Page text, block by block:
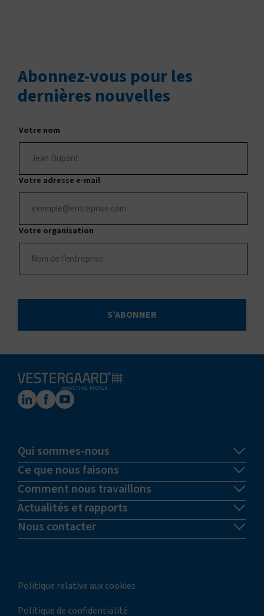
Abonnez-vous pour les
dernières nouvelles
Votre nom
Votre adresse e-mail
Votre organisation
S’ABONNER
Qui sommes-nous
Ce que nous faisons
Comment nous travaillons
Actualités et rapports
Nous contacter
Politique relative aux cookies
Politique de confidentialité